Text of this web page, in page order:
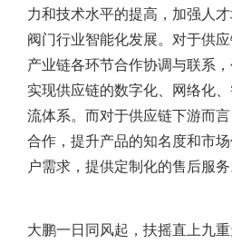
力和技术水平的提高，加强人
阀门行业智能化发展。对于供
产业链各环节合作协调与联系
实现供应链的数字化、网络化
流体系。而对于供应链下游而
合作，提升产品的知名度和市
户需求，提供定制化的售后服务
大鹏一日同风起，扶摇直上九